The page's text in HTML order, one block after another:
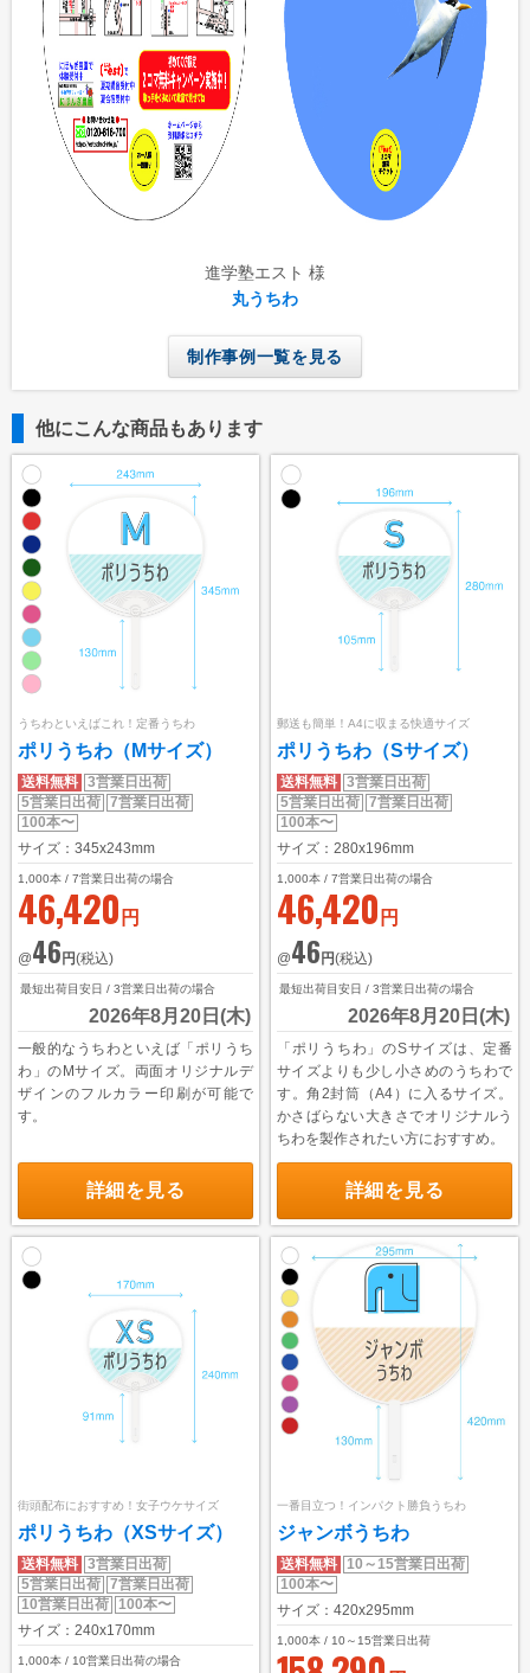
進学塾エスト 様
丸うちわ
制作事例一覧を見る
他にこんな商品もあります
うちわといえばこれ！定番うちわ
ポリうちわ（Mサイズ）
送料無料 3営業日出荷
5営業日出荷 7営業日出荷
100本〜
サイズ：345x243mm
1,000本 / 7営業日出荷の場合
46,420 円
@46円(税込)
最短出荷目安日 / 3営業日出荷の場合
2026年8月20日(木)
一般的なうちわといえば「ポリうち
わ」のMサイズ。両面オリジナルデ
ザインのフルカラー印刷が可能で
す。
詳細を見る
郵送も簡単！A4に収まる快適サイズ
ポリうちわ（Sサイズ）
送料無料 3営業日出荷
5営業日出荷 7営業日出荷
100本〜
サイズ：280x196mm
1,000本 / 7営業日出荷の場合
46,420 円
@46円(税込)
最短出荷目安日 / 3営業日出荷の場合
2026年8月20日(木)
「ポリうちわ」のSサイズは、定番
サイズよりも少し小さめのうちわで
す。角2封筒（A4）に入るサイズ。
かさばらない大きさでオリジナルう
ちわを製作されたい方におすすめ。
詳細を見る
街頭配布におすすめ！女子ウケサイズ
ポリうちわ（XSサイズ）
送料無料 3営業日出荷
5営業日出荷 7営業日出荷
10営業日出荷
100本〜
サイズ：240x170mm
1,000本 / 10営業日出荷の場合
一番目立つ！インパクト勝負うちわ
ジャンボうちわ
送料無料
10～15営業日出荷
100本〜
サイズ：420x295mm
1,000本 / 10～15営業日出荷